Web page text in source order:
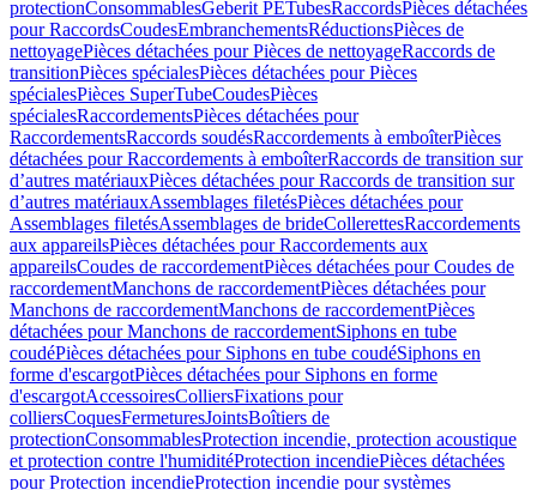
protectionConsommablesGeberit PETubesRaccordsPièces détachées
pour RaccordsCoudesEmbranchementsRéductionsPièces de
nettoyagePièces détachées pour Pièces de nettoyageRaccords de
transitionPièces spécialesPièces détachées pour Pièces
spécialesPièces SuperTubeCoudesPièces
spécialesRaccordementsPièces détachées pour
RaccordementsRaccords soudésRaccordements à emboîterPièces
détachées pour Raccordements à emboîterRaccords de transition sur
d’autres matériauxPièces détachées pour Raccords de transition sur
d’autres matériauxAssemblages filetésPièces détachées pour
Assemblages filetésAssemblages de brideCollerettesRaccordements
aux appareilsPièces détachées pour Raccordements aux
appareilsCoudes de raccordementPièces détachées pour Coudes de
raccordementManchons de raccordementPièces détachées pour
Manchons de raccordementManchons de raccordementPièces
détachées pour Manchons de raccordementSiphons en tube
coudéPièces détachées pour Siphons en tube coudéSiphons en
forme d'escargotPièces détachées pour Siphons en forme
d'escargotAccessoiresColliersFixations pour
colliersCoquesFermeturesJointsBoîtiers de
protectionConsommablesProtection incendie, protection acoustique
et protection contre l'humiditéProtection incendiePièces détachées
pour Protection incendieProtection incendie pour systèmes